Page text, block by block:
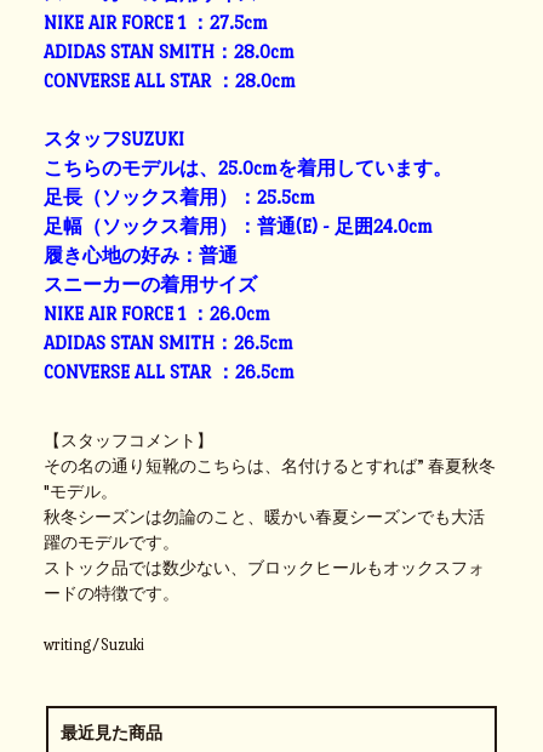
NIKE AIR FORCE 1 ：27.5cm
ADIDAS STAN SMITH：28.0cm
CONVERSE ALL STAR ：28.0cm
スタッフSUZUKI
こちらのモデルは、25.0cmを着用しています。
足長（ソックス着用）：25.5cm
足幅（ソックス着用）：普通(E) - 足囲24.0cm
履き心地の好み：普通
スニーカーの着用サイズ
NIKE AIR FORCE 1 ：26.0cm
ADIDAS STAN SMITH：26.5cm
CONVERSE ALL STAR ：26.5cm
【スタッフコメント】
その名の通り短靴のこちらは、名付けるとすれば” 春夏秋冬
"モデル。
秋冬シーズンは勿論のこと、暖かい春夏シーズンでも大活
躍のモデルです。
ストック品では数少ない、ブロックヒールもオックスフォ
ードの特徴です。
writing/Suzuki
最近見た商品